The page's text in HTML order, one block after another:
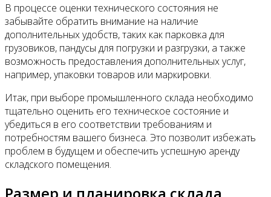
В процессе оценки технического состояния не
забывайте обратить внимание на наличие
дополнительных удобств, таких как парковка для
грузовиков, пандусы для погрузки и разгрузки, а также
возможность предоставления дополнительных услуг,
например, упаковки товаров или маркировки.
Итак, при выборе промышленного склада необходимо
тщательно оценить его техническое состояние и
убедиться в его соответствии требованиям и
потребностям вашего бизнеса. Это позволит избежать
проблем в будущем и обеспечить успешную аренду
складского помещения.
Размер и планировка склада